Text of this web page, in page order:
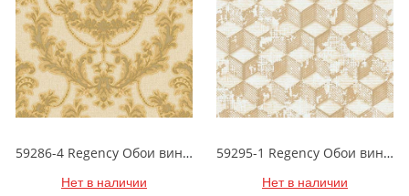
59286-4 Regency Обои виниловые на бумажной основе 1.06*15.5
Нет в наличии
59295-1 Regency Обои виниловые на бумажной основе 1.06*15.5
Нет в наличии